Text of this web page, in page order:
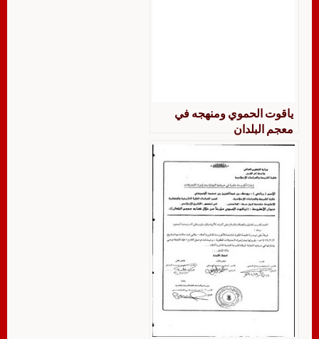
ياقوت الحموي ومنهجه في
معجم البلدان